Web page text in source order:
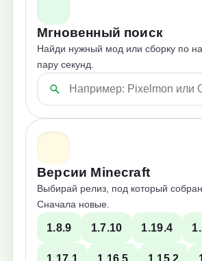
Мгновенный поиск
Найди нужный мод или сборку по
пару секунд.
Версии Minecraft
Выбирай релиз, под который
Сначала новые.
1.8.9 1.7.10 1.19.4
1.17.1 1.16.5 1.15.2